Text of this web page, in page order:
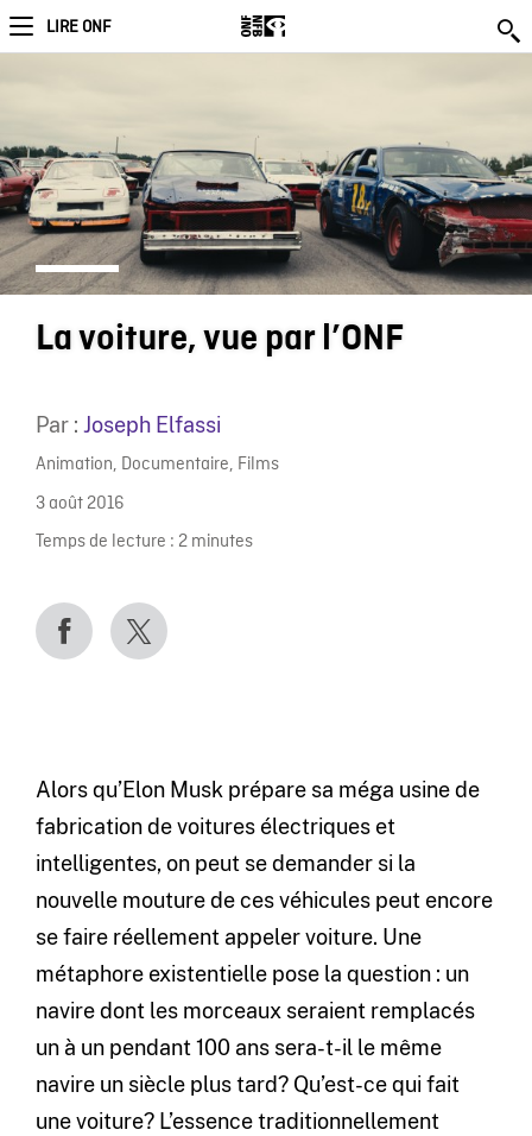
LIRE ONF
La voiture, vue par l’ONF
Par : Joseph Elfassi
Animation, Documentaire, Films
3 août 2016
Temps de lecture : 2 minutes
Alors qu’Elon Musk prépare sa méga usine de
fabrication de voitures électriques et
intelligentes, on peut se demander si la
nouvelle mouture de ces véhicules peut encore
se faire réellement appeler voiture. Une
métaphore existentielle pose la question : un
navire dont les morceaux seraient remplacés
un à un pendant 100 ans sera-t-il le même
navire un siècle plus tard? Qu’est-ce qui fait
une voiture? L’essence traditionnellement